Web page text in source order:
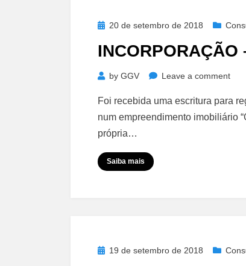
Posted20 de setembro de 2018
INCORPORAÇÃO
by GGV Leave a commenton
–
Foi recebida uma escritura para
num empreendimento imobiliário
própria…
Saiba mais
Posted19 de setembro de 2018